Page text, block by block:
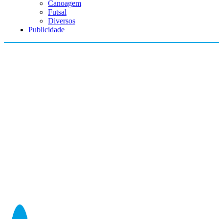
Canoagem
Futsal
Diversos
Publicidade